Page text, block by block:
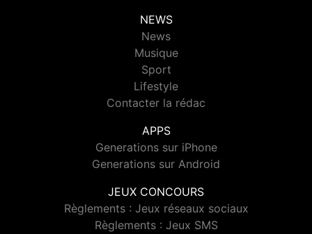
NEWS
News
Musique
Sport
Lifestyle
Contacter la rédac
APPS
Generations sur iPhone
Generations sur Android
JEUX CONCOURS
Règlements : Jeux réseaux sociaux
Règlements : Jeux SMS